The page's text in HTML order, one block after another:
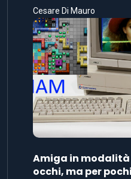
Cesare Di Mauro
Amiga in modalità
occhi, ma per